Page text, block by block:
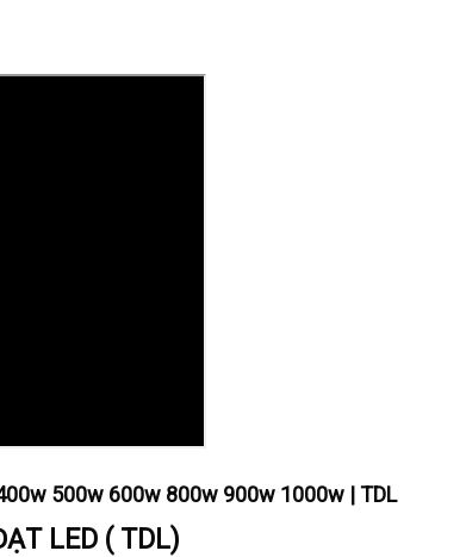
500w 600w 800w 900w 1000w | TDL
LED ( TDL)